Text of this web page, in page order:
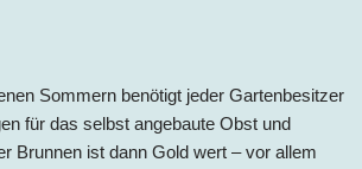
Sommern benötigt jeder Gartenbesitzer
für das selbst angebaute Obst und
Brunnen ist dann Gold wert – vor allem